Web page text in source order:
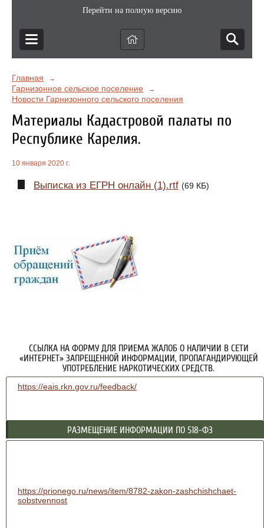
Перейти на полную версию
Главная →
Гарнизонное сельское поселение →
Новости Гарнизонного сельского поселения
Материалы Кадастровой палаты по
Республике Карелия.
10 января 2020 г.
Выписка из ЕГРН онлайн (1).rtf (69 КБ)
ССЫЛКА НА ФОРМУ ДЛЯ ПРИЕМА ЖАЛОБ О НАЛИЧИИ В СЕТИ
«ИНТЕРНЕТ» ЗАПРЕЩЕННОЙ ИНФОРМАЦИИ, ПРОПАГАНДИРУЮЩЕЙ
УПОТРЕБЛЕНИЕ НАРКОТИЧЕСКИХ СРЕДСТВ.
https://eais.rkn.gov.ru/feedback/
РАЗМЕЩЕНИЕ ИНФОРМАЦИИ ПО 518-ФЗ
https://prionego.ru/news/item/8782-zakon-zashchishchaet-
sobstvennost